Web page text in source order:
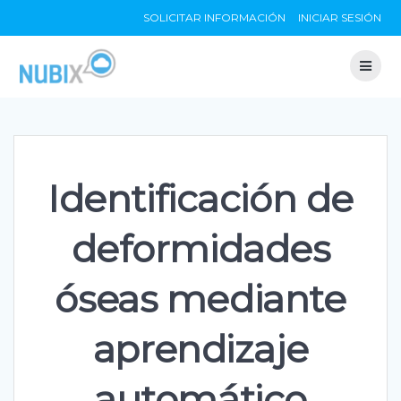
to
SOLICITAR INFORMACIÓN INICIAR SESIÓN
Identificación de
deformidades
óseas mediante
aprendizaje